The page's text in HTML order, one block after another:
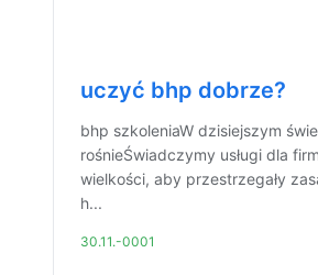
uczyć bhp dobrze?
bhp szkoleniaW dzisiejszym
rośnieŚwiadczymy usługi dla
wielkości, aby przestrzegały
h...
30.11.-0001